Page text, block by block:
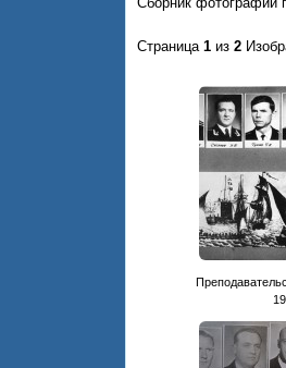
Страница 1из 2